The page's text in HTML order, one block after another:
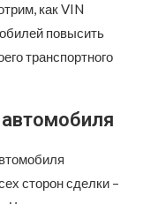
как VIN
повысить
транспортного
автомобиля
сторон сделки –